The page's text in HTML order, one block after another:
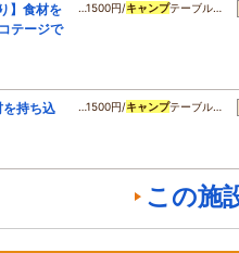
】食材を
テージで
…1500円/キャンプテーブル…
を持ち込
…1500円/キャンプテーブル…
この施